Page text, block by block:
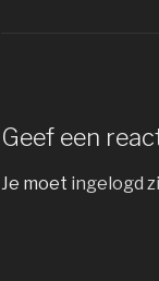
Geef een
Je moet ingelogd